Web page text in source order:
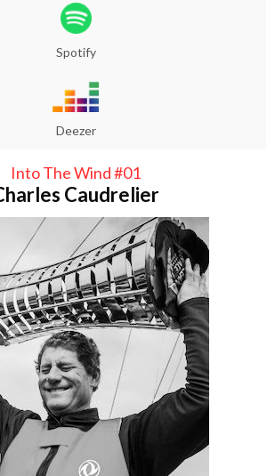
Spotify
Deezer
Into The Wind #01
Caudrelier